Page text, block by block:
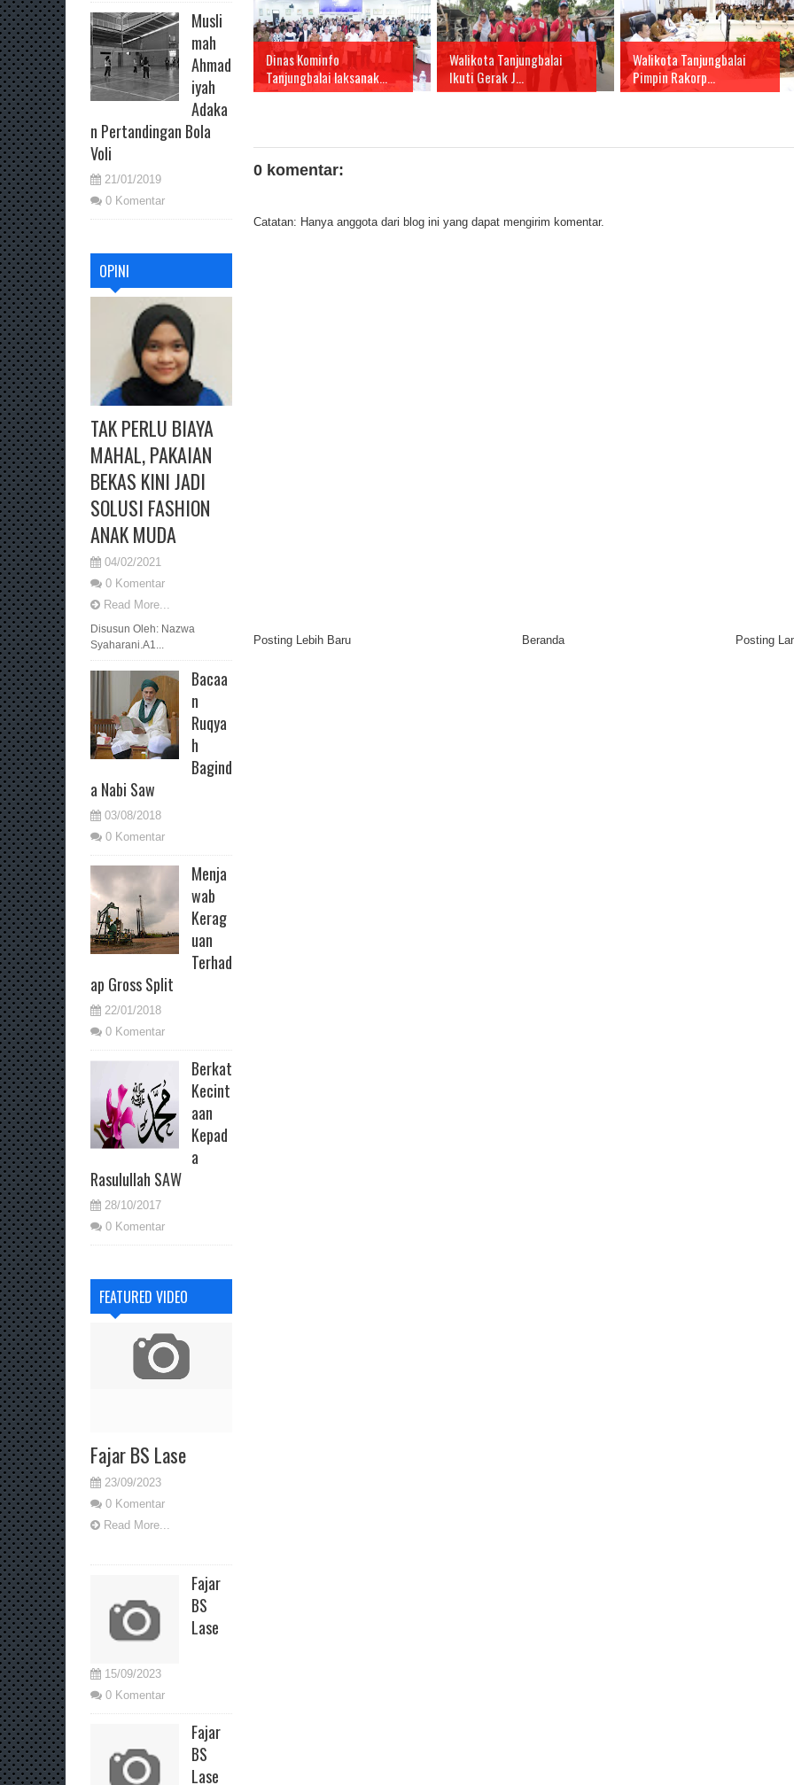
Musli
mah
Ahmad
iyah
Adaka
n Pertandingan Bola
Voli
21/01/2019
0 Komentar
OPINI
TAK PERLU BIAYA
MAHAL, PAKAIAN
BEKAS KINI JADI
SOLUSI FASHION
ANAK MUDA
04/02/2021
0 Komentar
Read More...
Disusun Oleh: Nazwa
Syaharani.A1...
Bacaa
n
Ruqya
h
Bagind
a Nabi Saw
03/08/2018
0 Komentar
Menja
wab
Kerag
uan
Terhad
ap Gross Split
22/01/2018
0 Komentar
Berkat
Kecint
aan
Kepad
a
Rasulullah SAW
28/10/2017
0 Komentar
FEATURED VIDEO
Fajar BS Lase
23/09/2023
0 Komentar
Read More...
Fajar
BS
Lase
15/09/2023
0 Komentar
Fajar
BS
Lase
Dinas Kominfo
Tanjungbalai laksanak...
Walikota Tanjungbalai
Ikuti Gerak J...
Walikota Tanjungbalai
Pimpin Rakorp...
0 komentar:
Catatan: Hanya anggota dari blog ini yang dapat mengirim komentar.
Posting Lebih Baru Posting
Beranda